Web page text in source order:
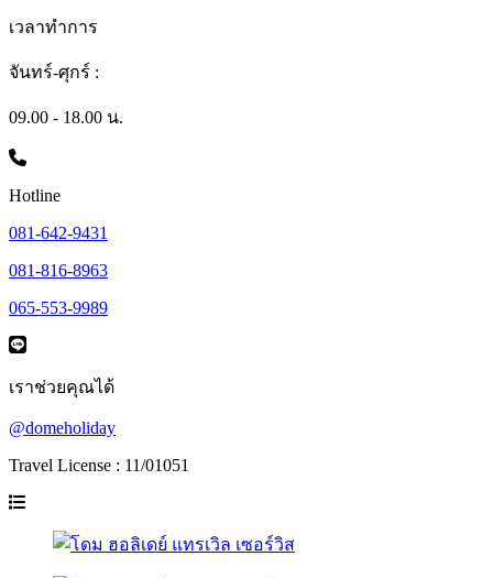
เวลาทำการ
จันทร์-ศุกร์ :
09.00 - 18.00 น.
Hotline
081-642-9431
081-816-8963
065-553-9989
เราช่วยคุณได้
@domeholiday
Travel License : 11/01051